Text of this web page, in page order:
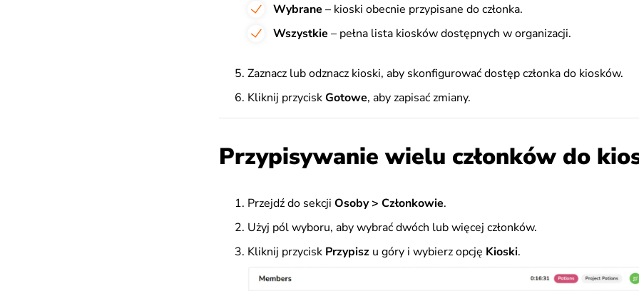
Wybrane – kioski obecnie przypisane do członka.
Wszystkie – pełna lista kiosków dostępnych w organizacji.
Zaznacz lub odznacz kioski, aby skonfigurować dostęp członka do kiosków.
Kliknij przyciskGotowe, aby zapisać zmiany.
Przypisywanie wielu członków do
Przejdź do sekcji Osoby > Członkowie.
Użyj pól wyboru, aby wybrać dwóch lub więcej członków.
Kliknij przycisk Przypisz u góry i wybierz opcję Kioski.